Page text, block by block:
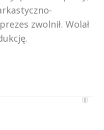
zwolnił. Wolał